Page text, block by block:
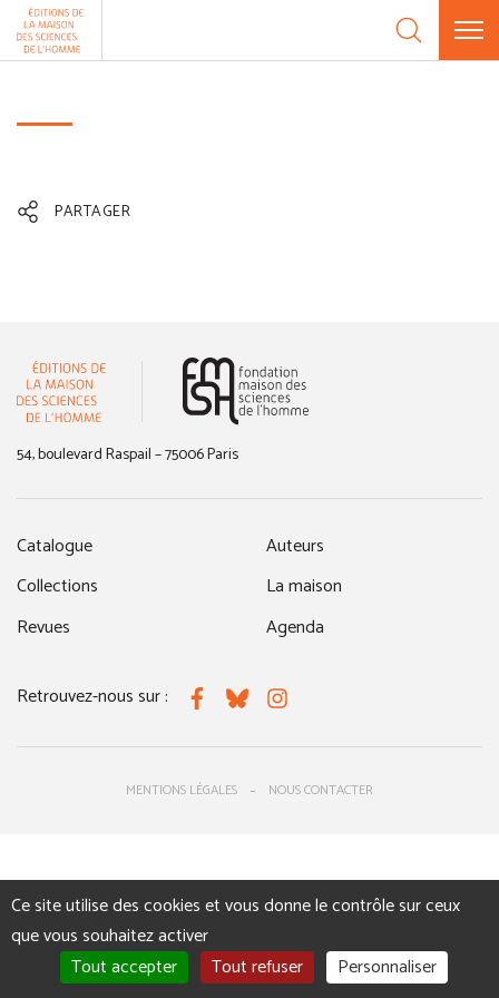
Aller au contenu
PARTAGER
54, boulevard Raspail – 75006 Paris
Catalogue
Collections
Revues
Auteurs
La maison
Agenda
Retrouvez-nous sur : FacebookBlueskyInstagram
MENTIONS LÉGALES NOUS CONTACTER
Panneau de gestion des cookies
Ce site utilise des cookies et vous donne le contrôle sur ceux
que vous souhaitez activer
Tout accepter
Tout refuser Personnaliser